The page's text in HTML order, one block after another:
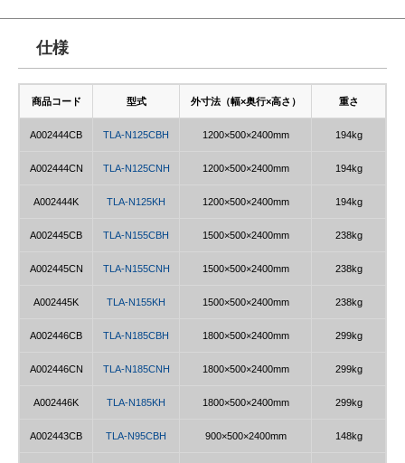
仕様
商品コード 型式 外寸法（幅×奥行×高さ） 重さ
A002444CB TLA-N125CBH 1200×500×2400mm 194kg
A002444CN TLA-N125CNH 1200×500×2400mm 194kg
A002444K TLA-N125KH 1200×500×2400mm 194kg
A002445CB TLA-N155CBH 1500×500×2400mm 238kg
A002445CN TLA-N155CNH 1500×500×2400mm 238kg
A002445K TLA-N155KH 1500×500×2400mm 238kg
A002446CB TLA-N185CBH 1800×500×2400mm 299kg
A002446CN TLA-N185CNH 1800×500×2400mm 299kg
A002446K TLA-N185KH 1800×500×2400mm 299kg
A002443CB TLA-N95CBH 900×500×2400mm 148kg